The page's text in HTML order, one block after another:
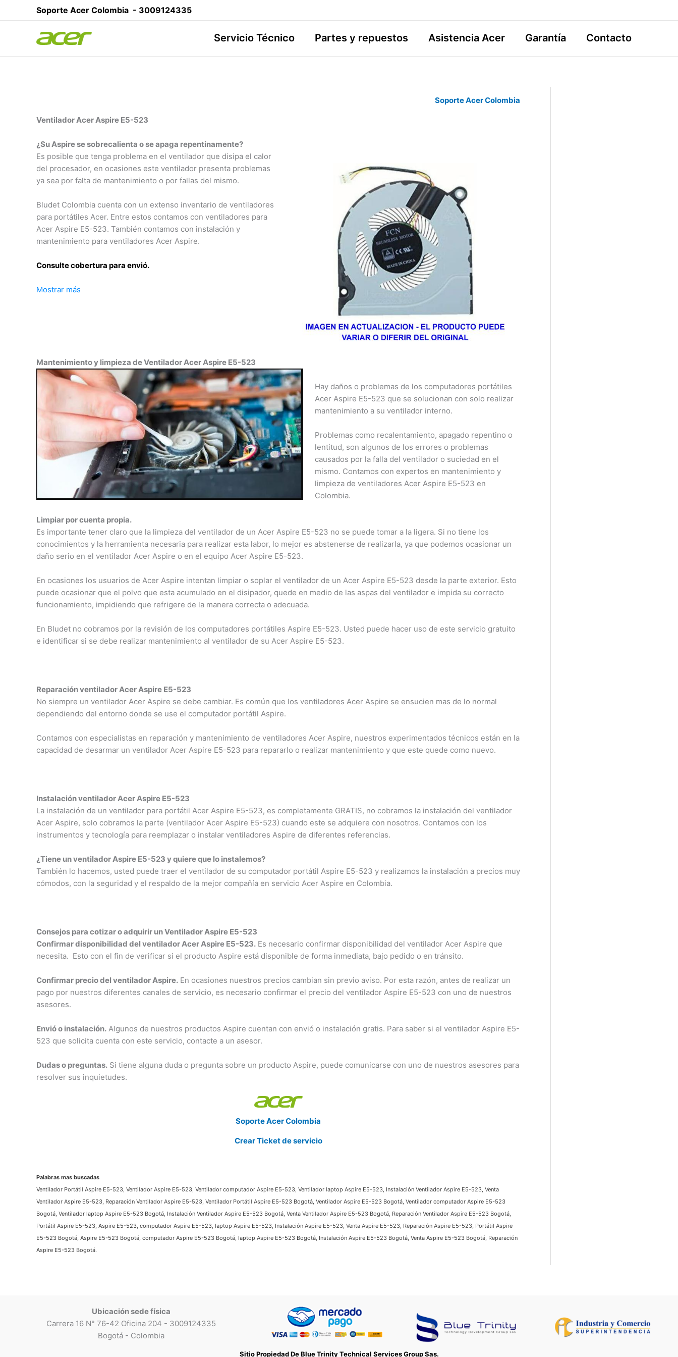
Soporte Acer Colombia - 3009124335
Servicio Técnico Partes y repuestos Asistencia Acer Garantía Contacto
Soporte Acer Colombia
Ventilador Acer Aspire E5-523
¿Su Aspire se sobrecalienta o se apaga repentinamente?
Es posible que tenga problema en el ventilador que disipa el calor
del procesador, en ocasiones este ventilador presenta problemas
ya sea por falta de mantenimiento o por fallas del mismo.
Bludet Colombia cuenta con un extenso inventario de ventiladores
para portátiles Acer. Entre estos contamos con ventiladores para
Acer Aspire E5-523. También contamos con instalación y
mantenimiento para ventiladores Acer Aspire.
Consulte cobertura para envió.
Leticia, Medellín, Arauca, Barranquilla, Cartagena, Tunja, Manizales,
Mostrar más
Mantenimiento y limpieza de Ventilador Acer Aspire E5-523
Hay daños o problemas de los computadores portátiles
Acer Aspire E5-523 que se solucionan con solo realizar
mantenimiento a su ventilador interno.
Problemas como recalentamiento, apagado repentino o
lentitud, son algunos de los errores o problemas
causados por la falla del ventilador o suciedad en el
mismo. Contamos con expertos en mantenimiento y
limpieza de ventiladores Acer Aspire E5-523 en
Colombia.
Limpiar por cuenta propia.
Es importante tener claro que la limpieza del ventilador de un Acer Aspire E5-523 no se puede tomar a la ligera. Si no tiene los
conocimientos y la herramienta necesaria para realizar esta labor, lo mejor es abstenerse de realizarla, ya que podemos ocasionar un
daño serio en el ventilador Acer Aspire o en el equipo Acer Aspire E5-523.
En ocasiones los usuarios de Acer Aspire intentan limpiar o soplar el ventilador de un Acer Aspire E5-523 desde la parte exterior. Esto
puede ocasionar que el polvo que esta acumulado en el disipador, quede en medio de las aspas del ventilador e impida su correcto
funcionamiento, impidiendo que refrigere de la manera correcta o adecuada.
En Bludet no cobramos por la revisión de los computadores portátiles Aspire E5-523. Usted puede hacer uso de este servicio gratuito
e identificar si se debe realizar mantenimiento al ventilador de su Acer Aspire E5-523.
Reparación ventilador Acer Aspire E5-523
No siempre un ventilador Acer Aspire se debe cambiar. Es común que los ventiladores Acer Aspire se ensucien mas de lo normal
dependiendo del entorno donde se use el computador portátil Aspire.
Contamos con especialistas en reparación y mantenimiento de ventiladores Acer Aspire, nuestros experimentados técnicos están en la
capacidad de desarmar un ventilador Acer Aspire E5-523 para repararlo o realizar mantenimiento y que este quede como nuevo.
Instalación ventilador Acer Aspire E5-523
La instalación de un ventilador para portátil Acer Aspire E5-523, es completamente GRATIS, no cobramos la instalación del ventilador
Acer Aspire, solo cobramos la parte (ventilador Acer Aspire E5-523) cuando este se adquiere con nosotros. Contamos con los
instrumentos y tecnología para reemplazar o instalar ventiladores Aspire de diferentes referencias.
¿Tiene un ventilador Aspire E5-523 y quiere que lo instalemos?
También lo hacemos, usted puede traer el ventilador de su computador portátil Aspire E5-523 y realizamos la instalación a precios muy
cómodos, con la seguridad y el respaldo de la mejor compañía en servicio Acer Aspire en Colombia.
Consejos para cotizar o adquirir un Ventilador Aspire E5-523
Confirmar disponibilidad del ventilador Acer Aspire E5-523. Es necesario confirmar disponibilidad del ventilador Acer Aspire que
necesita. Esto con el fin de verificar si el producto Aspire está disponible de forma inmediata, bajo pedido o en tránsito.
Confirmar precio del ventilador Aspire. En ocasiones nuestros precios cambian sin previo aviso. Por esta razón, antes de realizar un
pago por nuestros diferentes canales de servicio, es necesario confirmar el precio del ventilador Aspire E5-523 con uno de nuestros
asesores.
Envió o instalación. Algunos de nuestros productos Aspire cuentan con envió o instalación gratis. Para saber si el ventilador Aspire E5-
523 que solicita cuenta con este servicio, contacte a un asesor.
Dudas o preguntas. Si tiene alguna duda o pregunta sobre un producto Aspire, puede comunicarse con uno de nuestros asesores para
resolver sus inquietudes.
Soporte Acer Colombia
Crear Ticket de servicio
Palabras mas buscadas
Ventilador Portátil Aspire E5-523, Ventilador Aspire E5-523, Ventilador computador Aspire E5-523, Ventilador laptop Aspire E5-523, Instalación Ventilador Aspire E5-523, Venta
Ventilador Aspire E5-523, Reparación Ventilador Aspire E5-523, Ventilador Portátil Aspire E5-523 Bogotá, Ventilador Aspire E5-523 Bogotá, Ventilador computador Aspire E5-523
Bogotá, Ventilador laptop Aspire E5-523 Bogotá, Instalación Ventilador Aspire E5-523 Bogotá, Venta Ventilador Aspire E5-523 Bogotá, Reparación Ventilador Aspire E5-523 Bogotá,
Portátil Aspire E5-523, Aspire E5-523, computador Aspire E5-523, laptop Aspire E5-523, Instalación Aspire E5-523, Venta Aspire E5-523, Reparación Aspire E5-523, Portátil Aspire
E5-523 Bogotá, Aspire E5-523 Bogotá, computador Aspire E5-523 Bogotá, laptop Aspire E5-523 Bogotá, Instalación Aspire E5-523 Bogotá, Venta Aspire E5-523 Bogotá, Reparación
Aspire E5-523 Bogotá.
Ubicación sede física
Carrera 16 N° 76-42 Oficina 204 - 3009124335
Bogotá - Colombia
Sitio Propiedad De Blue Trinity Technical Services Group Sas.
¡Hola!
¿Quieres asesoría profesional, consultar un producto o
servicio?
Aviso Importante
Informamos a todos nuestros clientes que, a partir del 1 de
abril, ya no tendremos atención los días sábados.
Agradecemos su comprensión y confianza. Estamos
comprometidos en seguir brindándoles el mejor servicio
dentro de este nuevo horario.
Cerrar